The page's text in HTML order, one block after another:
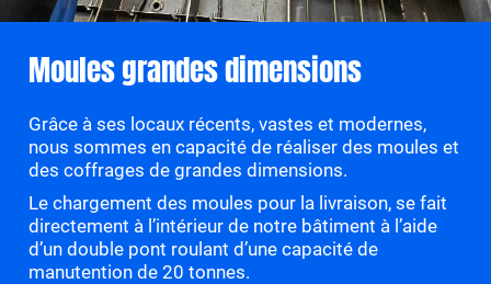
Moules grandes dimensions
Grâce à ses locaux récents, vastes et modernes,
nous sommes en capacité de réaliser des moules et
des coffrages de grandes dimensions.
Le chargement des moules pour la livraison, se fait
directement à l’intérieur de notre bâtiment à l’aide
d’un double pont roulant d’une capacité de
manutention de 20 tonnes.